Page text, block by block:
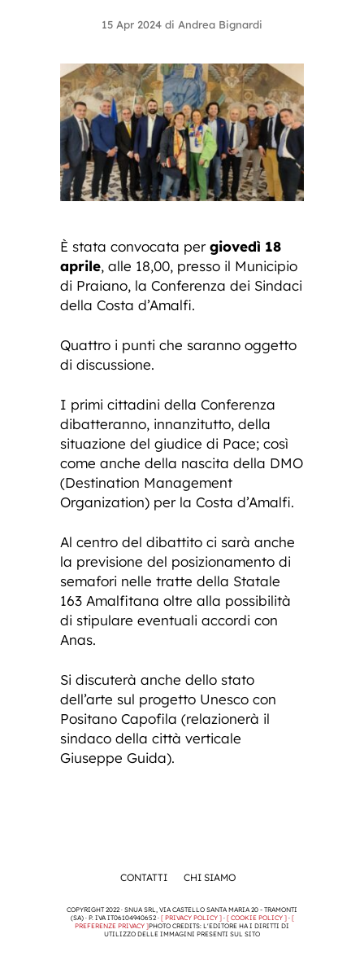
15 Apr 2024 di Andrea Bignardi
È stata convocata pergiovedì 18
aprile, alle 18,00, presso il Municipio
di Praiano, la Conferenza dei Sindaci
della Costa d’Amalfi.
Quattro i punti che saranno oggetto
di discussione.
I primi cittadini della Conferenza
dibatteranno, innanzitutto, della
situazione del giudice di Pace; così
come anche della nascita della DMO
(Destination Management
Organization) per la Costa d’Amalfi.
Al centro del dibattito ci sarà anche
la previsione del posizionamento di
semafori nelle tratte della Statale
163 Amalfitana oltre alla possibilità
di stipulare eventuali accordi con
Anas.
Si discuterà anche dello stato
dell’arte sul progetto Unesco con
Positano Capofila (relazionerà il
sindaco della città verticale
Giuseppe Guida).
CONTATTI CHI SIAMO
COPYRIGHT 2022 · SNUA SRL, VIA CASTELLO SANTA MARIA 20 - TRAMONTI
(SA) · P. IVA IT06104940652 · [ PRIVACY POLICY ]· [ COOKIE POLICY ]· [
PREFERENZE PRIVACY ]PHOTO CREDITS: L'EDITORE HA I DIRITTI DI
UTILIZZO DELLE IMMAGINI PRESENTI SUL SITO